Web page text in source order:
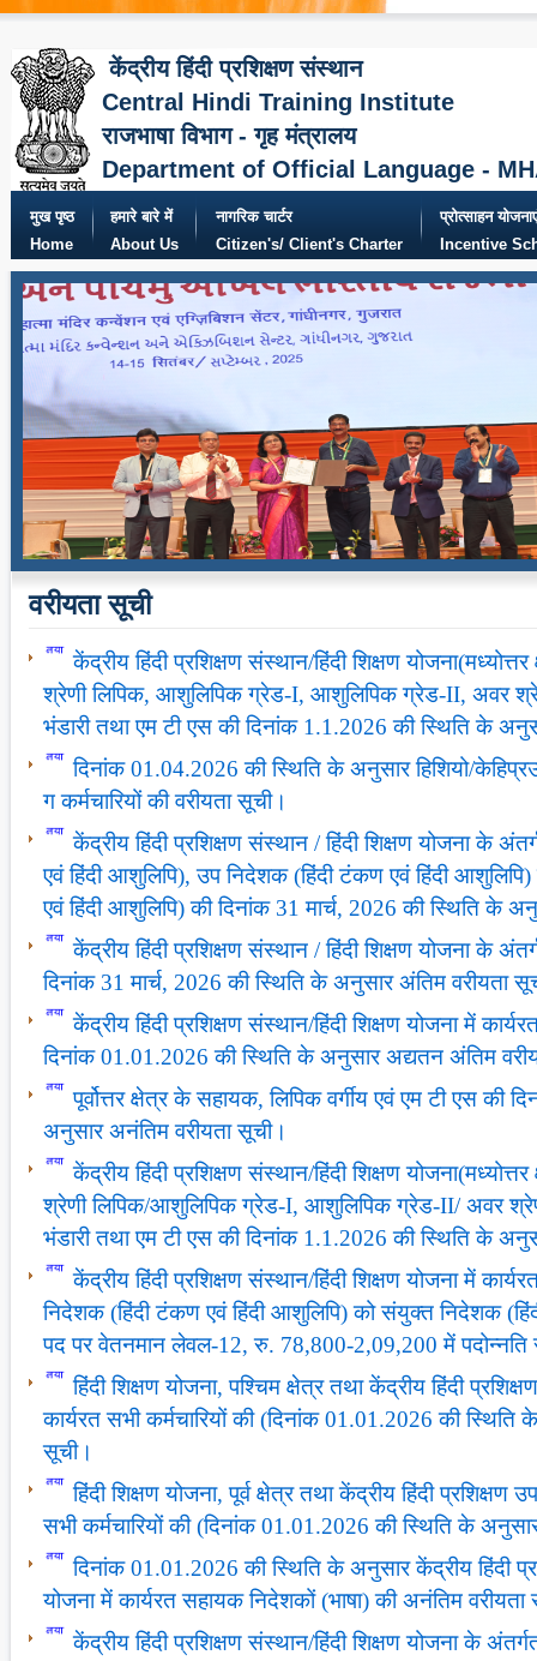
केंद्रीय हिंदी प्रशिक्षण संस्थान
Central Hindi Training Institute
राजभाषा विभाग - गृह मंत्रालय
Department of Official Language -
मुख पृष्ठ
Home
हमारे बारे में
About Us
नागरिक चार्टर
Citizen's/ Client's Charter
प्रोत्साहन
Incentive
वरीयता सूची
केंद्रीय हिंदी प्रशिक्षण संस्थान/हिंदी शिक्षण
श्रेणी लिपिक, आशुलिपिक ग्रेड-I, आशुलिपिक ग्रेड-II, अवर
भंडारी तथा एम टी एस की दिनांक 1.1.2026 की स्थिति के
दिनांक 01.04.2026 की स्थिति के अनुसार हिशियो/
ग कर्मचारियों की वरीयता सूची।
केंद्रीय हिंदी प्रशिक्षण संस्थान / हिंदी शिक्षण योजना के
एवं हिंदी आशुलिपि), उप निदेशक (हिंदी टंकण एवं हिंदी
एवं हिंदी आशुलिपि) की दिनांक 31 मार्च, 2026 की स्थिति के
केंद्रीय हिंदी प्रशिक्षण संस्थान / हिंदी शिक्षण योजना के
दिनांक 31 मार्च, 2026 की स्थिति के अनुसार अंतिम वरीयता
केंद्रीय हिंदी प्रशिक्षण संस्थान/हिंदी शिक्षण योजना में
दिनांक 01.01.2026 की स्थिति के अनुसार अद्यतन अंतिम
पूर्वोत्तर क्षेत्र के सहायक, लिपिक वर्गीय एवं एम टी एस की
अनुसार अनंतिम वरीयता सूची।
केंद्रीय हिंदी प्रशिक्षण संस्थान/हिंदी शिक्षण
श्रेणी लिपिक/आशुलिपिक ग्रेड-I, आशुलिपिक ग्रेड-II/ अवर
भंडारी तथा एम टी एस की दिनांक 1.1.2026 की स्थिति के
केंद्रीय हिंदी प्रशिक्षण संस्थान/हिंदी शिक्षण योजना में
निदेशक (हिंदी टंकण एवं हिंदी आशुलिपि) को संयुक्त निदेशक
पद पर वेतनमान लेवल-12, रु. 78,800-2,09,200 में
हिंदी शिक्षण योजना, पश्चिम क्षेत्र तथा केंद्रीय हिंदी
कार्यरत सभी कर्मचारियों की (दिनांक 01.01.2026 की
सूची।
हिंदी शिक्षण योजना, पूर्व क्षेत्र तथा केंद्रीय हिंदी
सभी कर्मचारियों की (दिनांक 01.01.2026 की स्थिति के
दिनांक 01.01.2026 की स्थिति के अनुसार केंद्रीय हिंदी
योजना में कार्यरत सहायक निदेशकों (भाषा) की अनंतिम
केंद्रीय हिंदी प्रशिक्षण संस्थान/हिंदी शिक्षण योजना के